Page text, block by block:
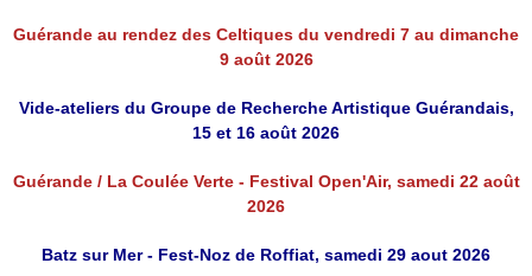
Guérande au rendez des Celtiques du vendredi 7 au dimanche
9 août 2026
Vide-ateliers du Groupe de Recherche Artistique Guérandais,
15 et 16 août 2026
Guérande / La Coulée Verte - Festival Open'Air, samedi 22 août
2026
Batz sur Mer - Fest-Noz de Roffiat, samedi 29 aout 2026